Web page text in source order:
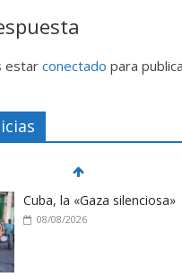
estar conectado para
Cuba, la «Gaza silenciosa»
08/08/2026